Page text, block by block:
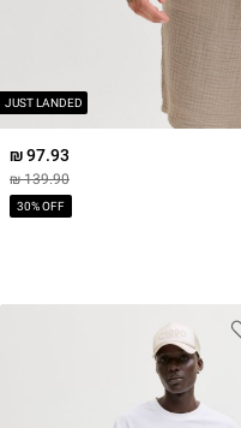
JUST LANDED
97.93 ₪
139.90 ₪
30% OFF